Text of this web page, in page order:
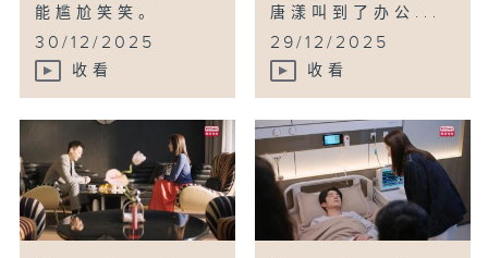
能尴尬笑笑。
30/12/2025
收看
唐漾叫到了办公...
29/12/2025
收看